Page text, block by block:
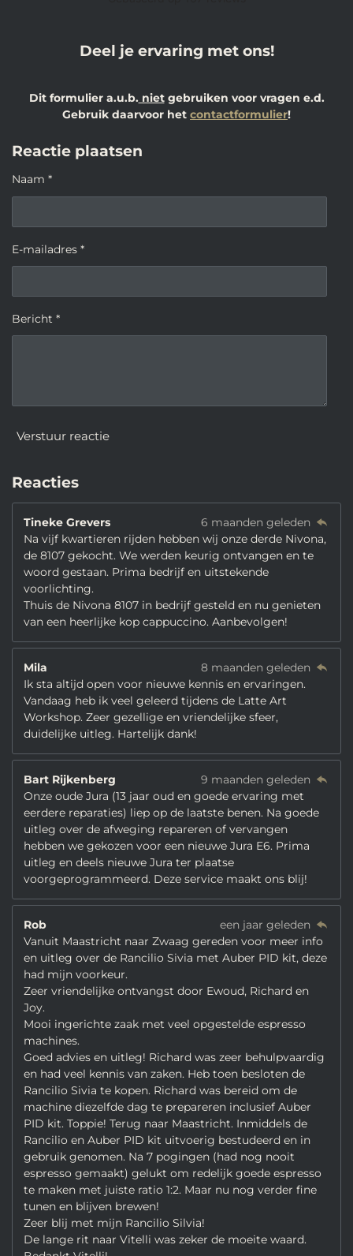
Deel je ervaring met ons!
Dit formulier a.u.b.nietgebruiken voor vragen e.d.
Gebruik daarvoor het contactformulier!
Reactie plaatsen
Naam *
E-mailadres *
Bericht *
Verstuur reactie
Reacties
Tineke Grevers
6 maanden geleden
Na vijf kwartieren rijden hebben wij onze derde Nivona,
de 8107 gekocht. We werden keurig ontvangen en te
woord gestaan. Prima bedrijf en uitstekende
voorlichting.
Thuis de Nivona 8107 in bedrijf gesteld en nu genieten
van een heerlijke kop cappuccino. Aanbevolgen!
Mila
8 maanden geleden
Ik sta altijd open voor nieuwe kennis en ervaringen.
Vandaag heb ik veel geleerd tijdens de Latte Art
Workshop. Zeer gezellige en vriendelijke sfeer,
duidelijke uitleg. Hartelijk dank!
Bart Rijkenberg
9 maanden geleden
Onze oude Jura (13 jaar oud en goede ervaring met
eerdere reparaties) liep op de laatste benen. Na goede
uitleg over de afweging repareren of vervangen
hebben we gekozen voor een nieuwe Jura E6. Prima
uitleg en deels nieuwe Jura ter plaatse
voorgeprogrammeerd. Deze service maakt ons blij!
Rob
een jaar geleden
Vanuit Maastricht naar Zwaag gereden voor meer info
en uitleg over de Rancilio Sivia met Auber PID kit, deze
had mijn voorkeur.
Zeer vriendelijke ontvangst door Ewoud, Richard en
Joy.
Mooi ingerichte zaak met veel opgestelde espresso
machines.
Goed advies en uitleg! Richard was zeer behulpvaardig
en had veel kennis van zaken. Heb toen besloten de
Rancilio Sivia te kopen. Richard was bereid om de
machine diezelfde dag te prepareren inclusief Auber
PID kit. Toppie! Terug naar Maastricht. Inmiddels de
Rancilio en Auber PID kit uitvoerig bestudeerd en in
gebruik genomen. Na 7 pogingen (had nog nooit
espresso gemaakt) gelukt om redelijk goede espresso
te maken met juiste ratio 1:2. Maar nu nog verder fine
tunen en blijven brewen!
Zeer blij met mijn Rancilio Silvia!
De lange rit naar Vitelli was zeker de moeite waard.